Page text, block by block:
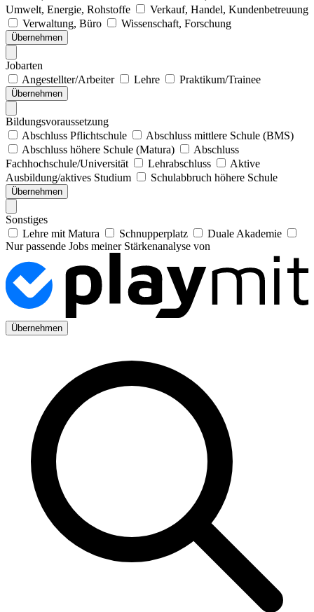
Umwelt, Energie, Rohstoffe
Verkauf, Handel, Kundenbetreuung
Verwaltung, Büro
Wissenschaft, Forschung
Übernehmen
Jobarten
Angestellter/Arbeiter
Lehre Praktikum/Trainee
Übernehmen
Bildungsvoraussetzung
Abschluss Pflichtschule
Abschluss mittlere Schule (BMS)
Abschluss höhere Schule (Matura)
Abschluss
Fachhochschule/Universität
Lehrabschluss
Aktive
Ausbildung/aktives Studium
Schulabbruch höhere Schule
Übernehmen
Sonstiges
Lehre mit Matura
Schnupperplatz
Duale Akademie
Nur passende Jobs meiner Stärkenanalyse von
Übernehmen